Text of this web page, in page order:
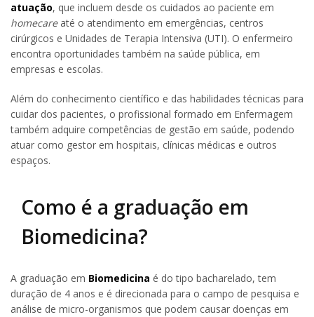
atuação, que incluem desde os cuidados ao paciente em
homecareaté o atendimento em emergências, centros
cirúrgicos e Unidades de Terapia Intensiva (UTI). O enfermeiro
encontra oportunidades também na saúde pública, em
empresas e escolas.
Além do conhecimento científico e das habilidades técnicas para
cuidar dos pacientes, o profissional formado em Enfermagem
também adquire competências de gestão em saúde, podendo
atuar como gestor em hospitais, clínicas médicas e outros
espaços.
Como é a graduação em
Biomedicina?
A graduação em Biomedicina é do tipo bacharelado, tem
duração de 4 anos e é direcionada para o campo de pesquisa e
análise de micro-organismos que podem causar doenças em